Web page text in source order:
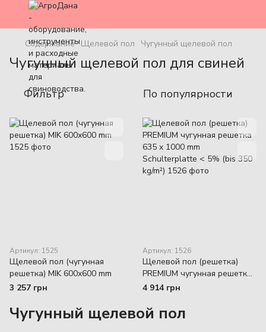
Содержание Щелевой пол Чугунный щелевой пол
Чугунный щелевой пол для свиней
Фильтр По популярности
Артикул: 1525
Щелевой пол (чугунная
решетка) MIK 600х600 mm
3 257 грн
Артикул: 1526
Щелевой пол (решетка)
PREMIUM чугунная решетка
635 x 1000 mm
kg/m²)
4 914 грн
Чугунный щелевой пол